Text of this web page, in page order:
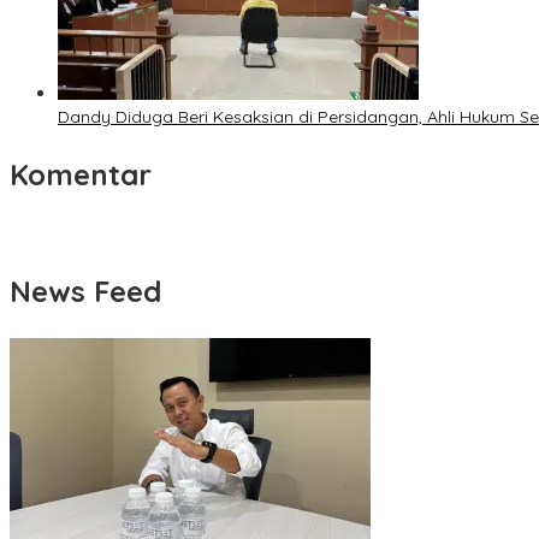
Dandy Diduga Beri Kesaksian di Persidangan, Ahli Hukum
Komentar
News Feed